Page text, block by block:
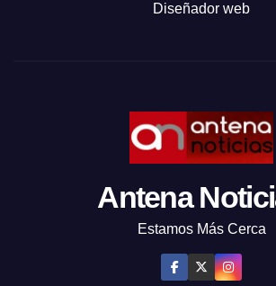
Diseñador web
Antena
Estamos Más Cerca